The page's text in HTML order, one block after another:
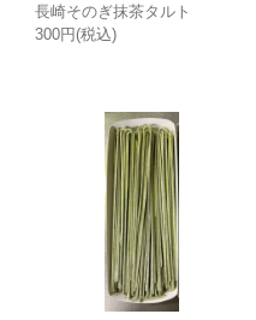
長崎そのぎ抹茶タルト
300円(税込)